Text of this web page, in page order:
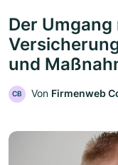
Der Umgang
und
CB Von Firmenweb